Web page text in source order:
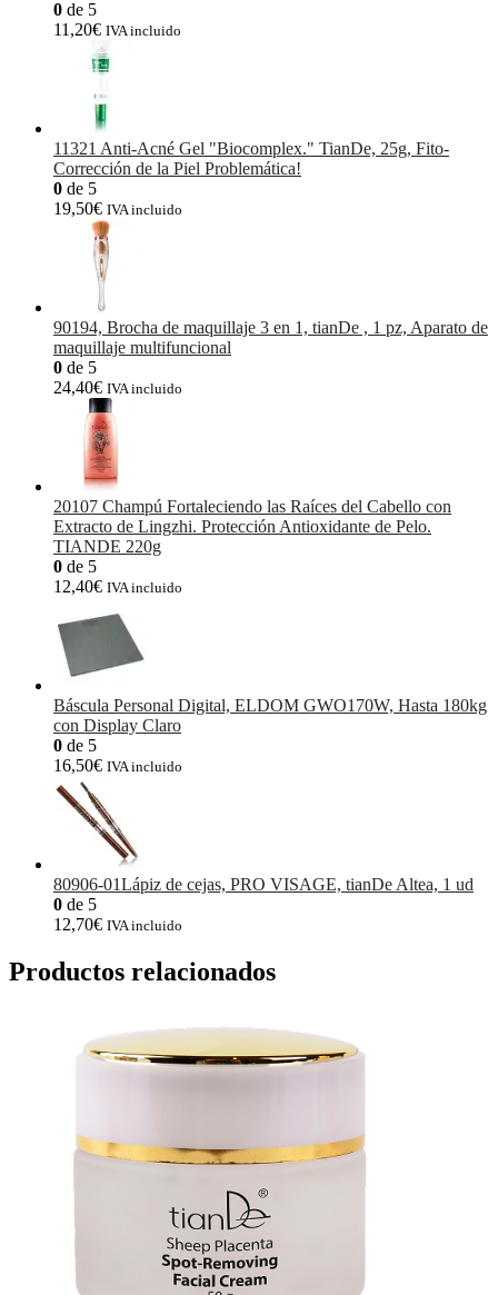
0 de 5
11,20€ IVA incluido
11321 Anti-Acné Gel "Biocomplex." TianDe, 25g, Fito-
Corrección de la Piel Problemática!
0 de 5
19,50€ IVA incluido
90194, Brocha de maquillaje 3 en 1, tianDe , 1 pz, Aparato de
maquillaje multifuncional
0 de 5
24,40€ IVA incluido
20107 Champú Fortaleciendo las Raíces del Cabello con
Extracto de Lingzhi. Protección Antioxidante de Pelo.
TIANDE 220g
0 de 5
12,40€ IVA incluido
Báscula Personal Digital, ELDOM GWO170W, Hasta 180kg
con Display Claro
0 de 5
16,50€ IVA incluido
80906-01Lápiz de cejas, PRO VISAGE, tianDe Altea, 1 ud
0 de 5
12,70€ IVA incluido
Productos relacionados